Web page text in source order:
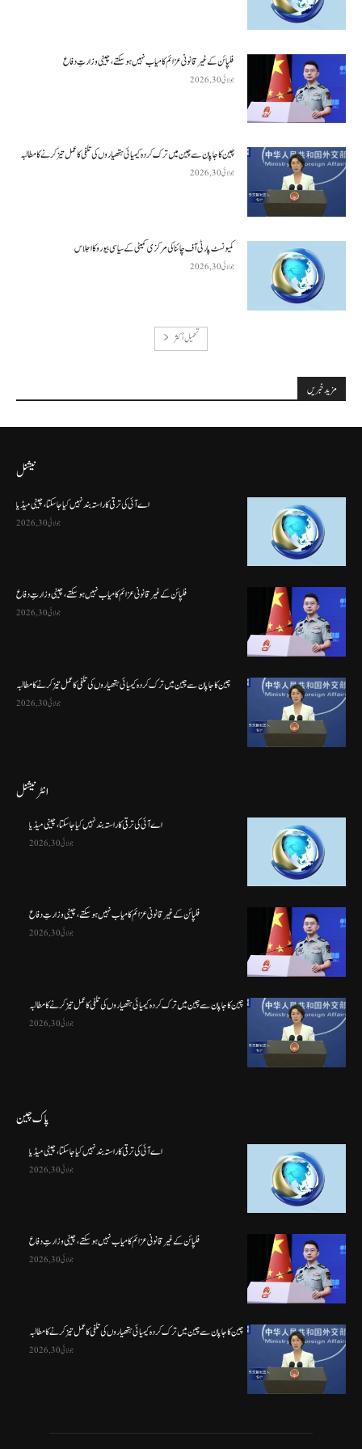
فلپائن کے غیر قانونی عزائم کامیاب نہیں ہو سکتے ، چینی وزارتِ دفاع
جولائی 30, 2026
چین کا جاپان سے چین میں ترک کردہ کیمیائی ہتھیاروں کی تلفی کا عمل تیز کرنے کا مطالبہ
جولائی 30, 2026
کمیونسٹ پارٹی آف چائنا کی مرکزی کمیٹی کے سیاسی بیورو کا اجلاس
جولائی 30, 2026
تحميل أكثر
مزید خبریں
نیشنل
اے آئی کی ترقی کا راستہ بند نہیں کیا جا سکتا، چینی میڈیا
جولائی 30, 2026
فلپائن کے غیر قانونی عزائم کامیاب نہیں ہو سکتے ، چینی وزارتِ دفاع
جولائی 30, 2026
چین کا جاپان سے چین میں ترک کردہ کیمیائی ہتھیاروں کی تلفی کا عمل تیز کرنے کا مطالبہ
جولائی 30, 2026
انٹرنیشنل
اے آئی کی ترقی کا راستہ بند نہیں کیا جا سکتا، چینی میڈیا
جولائی 30, 2026
فلپائن کے غیر قانونی عزائم کامیاب نہیں ہو سکتے ، چینی وزارتِ دفاع
جولائی 30, 2026
چین کا جاپان سے چین میں ترک کردہ کیمیائی ہتھیاروں کی تلفی کا عمل تیز کرنے کا مطالبہ
جولائی 30, 2026
پاک چین
اے آئی کی ترقی کا راستہ بند نہیں کیا جا سکتا، چینی میڈیا
جولائی 30, 2026
فلپائن کے غیر قانونی عزائم کامیاب نہیں ہو سکتے ، چینی وزارتِ دفاع
جولائی 30, 2026
چین کا جاپان سے چین میں ترک کردہ کیمیائی ہتھیاروں کی تلفی کا عمل تیز کرنے کا مطالبہ
جولائی 30, 2026